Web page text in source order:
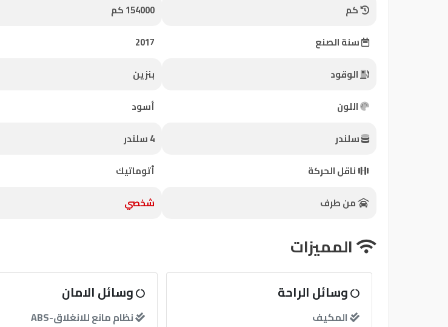
كم
154000 كم
سنة الصنع
2017
الوقود
بنزين
اللون
أسود
سلندر
4 سلندر
ناقل الحركة
أتوماتيك
من طرف
شخصي
المميزات
وسائل الراحة
المكيف
وسائل الامان
نظام مانع للانغلاق-ABS